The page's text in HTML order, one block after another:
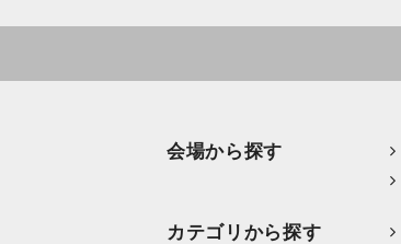
会場から探す
カテゴリから探す